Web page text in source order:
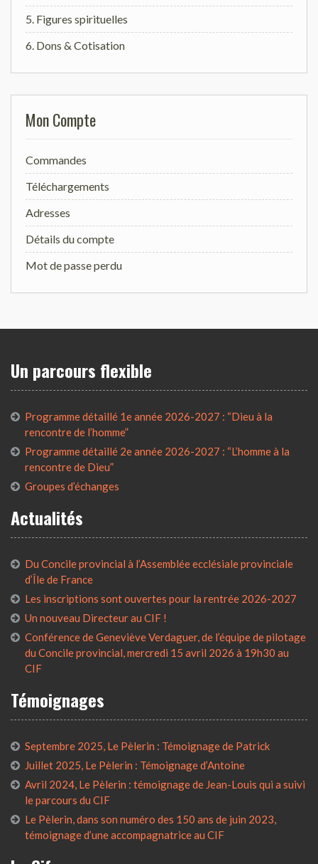
5. Figures spirituelles
6. Dons & Cotisation
Mon Compte
Commandes
Téléchargements
Adresses
Détails du compte
Mot de passe perdu
Un parcours flexible
Programme détaillé 1e année 2026-2027 : “Dieu à la
rencontre de l’homme”
Programme détaillé 2e année 2026-2027 : “L’homme à la
rencontre de Dieu”
Groupes d’échanges
Actualités
Du Concile provincial à l’Assemblée ecclésiale provinciale
d’Île de France
Les inscriptions sont ouvertes pour la rentrée 2026-2027
Un nouveau Directeur au CIF !
Conférence de Geneviève Verdaguer, de l’équipe de pilotage
du Concile provincial, mercredi 15 avril 2026 à 19h30 au
CIF
Témoignages
Septembre 2025, Le Pèlerin : Témoignage de Patrick
Juillet 2025, Le Pèlerin : Témoignage d’Antoine
Avril 2024, Le Pèlerin : témoignage de Jean-Louis qui a suivi
le parcours du CIF
Le Pèlerin, dans son numéro des 150 ans de juin 2023,
témoignage d’une accompagnatrice au CIF